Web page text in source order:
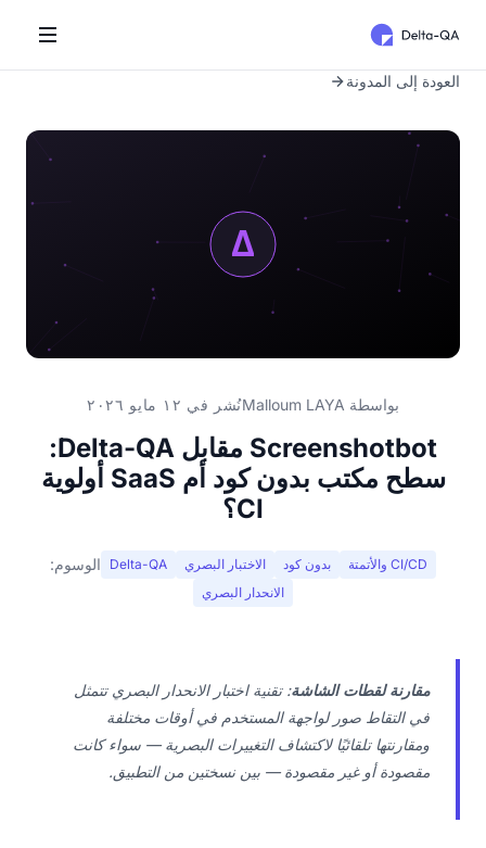
العودة إلى المدونة
نُشر في ١٢ مايو ٢٠٢٦ بواسطة Malloum LAYA
Screenshotbot مقابل Delta-QA:
سطح مكتب بدون كود أم SaaS أولوية
CI؟
الوسوم: Delta-QA الاختبار البصري بدون كود
CI/CD والأتمتة
الانحدار البصري
مقارنة لقطات الشاشة: تقنية اختبار الانحدار البصري تتمثل
في التقاط صور لواجهة المستخدم في أوقات مختلفة
ومقارنتها تلقائيًا لاكتشاف التغييرات البصرية — سواء كانت
مقصودة أو غير مقصودة — بين نسختين من التطبيق.